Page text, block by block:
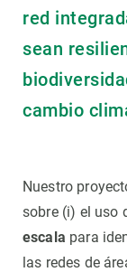
red
sean
cambio
Nuestro
sobre (i) el uso
escala para
las redes de